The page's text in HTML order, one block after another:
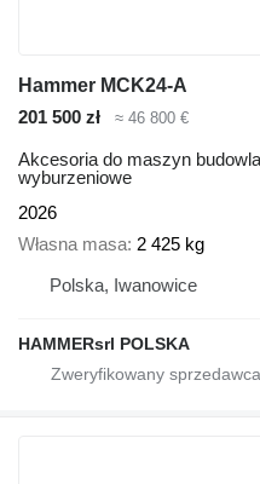
Hammer MCK24-A
201 500 zł
≈ 46 800 €
Akcesoria do maszyn
wyburzeniowe
2026
Własna masa 2 425 kg
Polska, Iwanowice
HAMMERsrl POLSKA